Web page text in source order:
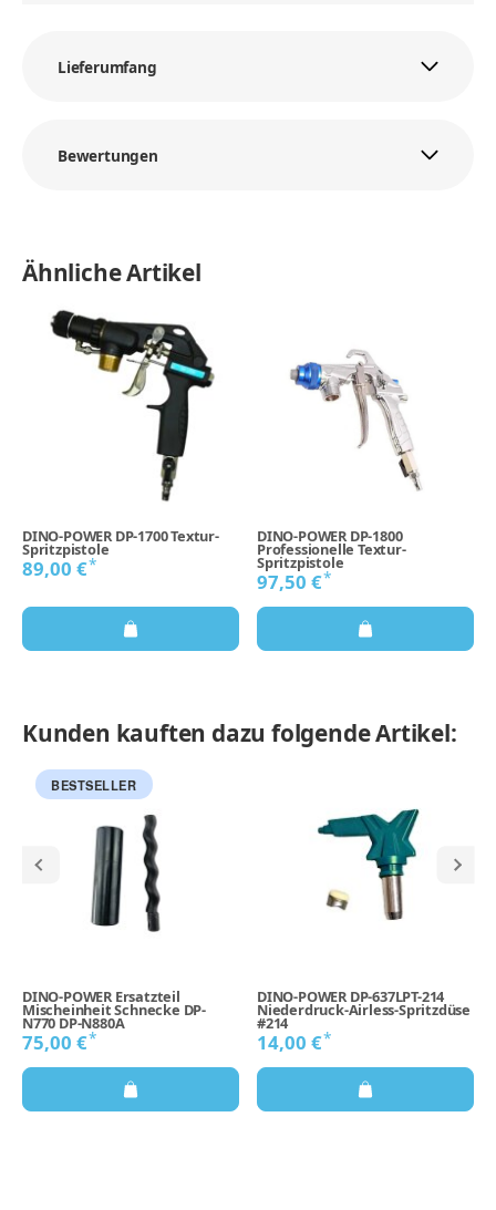
Lieferumfang
Bewertungen
Ähnliche Artikel
DINO-POWER DP-1700 Textur-
Spritzpistole
89,00 €*
DINO-POWER DP-1800
Professionelle Textur-
Spritzpistole
97,50 €*
Kunden kauften dazu folgende Artikel:
BESTSELLER
DINO-POWER Ersatzteil
Mischeinheit Schnecke DP-
N770 DP-N880A
75,00 €*
DINO-POWER DP-637LPT-214
Niederdruck-Airless-Spritzdüse
#214
14,00 €*